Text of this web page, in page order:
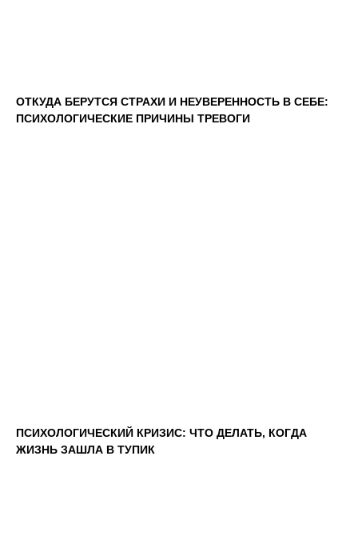
ОТКУДА БЕРУТСЯ СТРАХИ И НЕУВЕРЕННОСТЬ В СЕБЕ:
ПСИХОЛОГИЧЕСКИЕ ПРИЧИНЫ ТРЕВОГИ
ПСИХОЛОГИЧЕСКИЙ КРИЗИС: ЧТО ДЕЛАТЬ, КОГДА
ЖИЗНЬ ЗАШЛА В ТУПИК